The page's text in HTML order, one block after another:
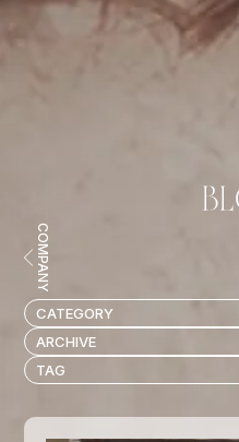
COMPANY